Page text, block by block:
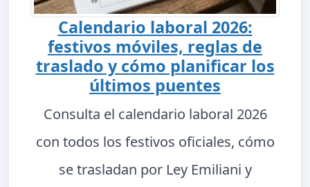
Calendario laboral 2026:
festivos móviles, reglas de
traslado y cómo planificar los
últimos puentes
Consulta el calendario laboral 2026
con todos los festivos oficiales, cómo
se trasladan por Ley Emiliani y